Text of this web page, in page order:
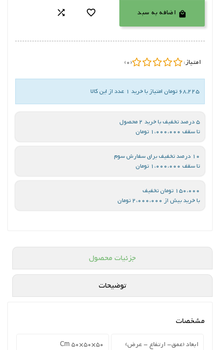
 اضافه به سبد 

امتیاز: (0)
68,225 تومان امتیاز با خرید 1 عدد از این کالا
5 درصد تخفیف با خرید 2 محصول
تا سقف 1،000،000 تومان
10 درصد تخفیف برای سفارش سوم
تا سقف 1،000،000 تومان
150،000 تومان تخفیف
با خرید بیش از 2،000،000 تومان
جزئیات محصول
توضیحات
مشخصات
ابعاد (عمق- ارتفاع - عرض) 50×50×50 Cm